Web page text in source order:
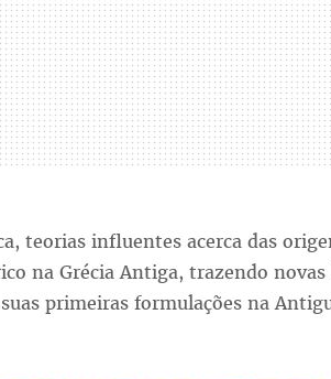
teorias influentes acerca das
na Grécia Antiga, trazendo
primeiras formulações na